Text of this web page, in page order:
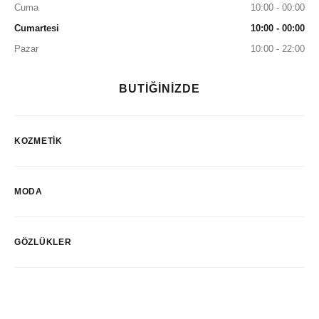
Cuma
10:00 - 00:00
Cumartesi
10:00 - 00:00
Pazar
10:00 - 22:00
BUTİĞİNİZDE
KOZMETIK
MODA
GÖZLÜKLER